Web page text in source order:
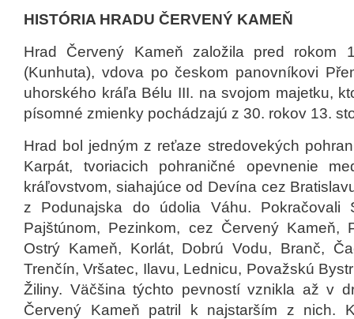
HISTÓRIA HRADU ČERVENÝ KAMEŇ
Hrad Červený Kameň založila pred rokom
(Kunhuta), vdova po českom panovníkovi
uhorského kráľa Bélu III. na svojom majetku,
písomné zmienky pochádzajú z 30. rokov 13.
Hrad bol jedným z reťaze stredovekých
Karpát, tvoriacich pohraničné opevnenie
kráľovstvom, siahajúce od Devína cez
z Podunajska do údolia Váhu. Pokračovali
Pajštúnom, Pezinkom, cez Červený Kameň,
Ostrý Kameň, Korlát, Dobrú Vodu, Branč,
Trenčín, Vršatec, Ilavu, Lednicu, Považskú
Žiliny. Väčšina týchto pevností vznikla až v
Červený Kameň patril k najstarším z nich.